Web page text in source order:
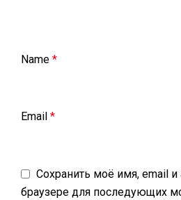
Name *
Email *
Сохранить моё имя, email и
браузере для последующих